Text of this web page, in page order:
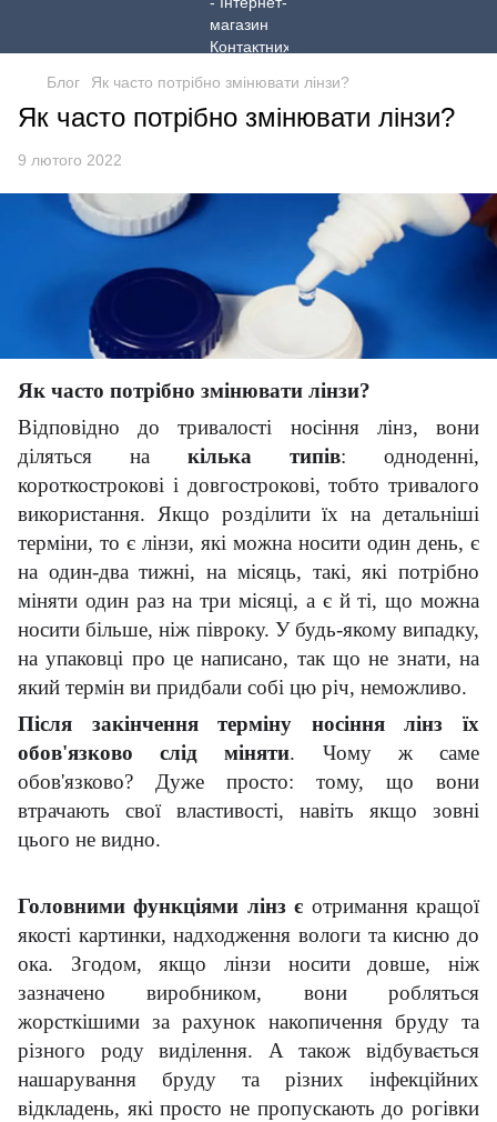
Блог Як часто потрібно змінювати лінзи?
Як часто потрібно змінювати лінзи?
9 лютого 2022
Як часто потрібно змінювати лінзи?
Відповідно до тривалості носіння лінз, вони
діляться на кілька типів: одноденні,
короткострокові і довгострокові, тобто тривалого
використання. Якщо розділити їх на детальніші
терміни, то є лінзи, які можна носити один день, є
на один-два тижні, на місяць, такі, які потрібно
міняти один раз на три місяці, а є й ті, що можна
носити більше, ніж півроку. У будь-якому випадку,
на упаковці про це написано, так що не знати, на
який термін ви придбали собі цю річ, неможливо.
Після закінчення терміну носіння лінз їх
обов'язково слід міняти. Чому ж саме
обов'язково? Дуже просто: тому, що вони
втрачають свої властивості, навіть якщо зовні
цього не видно.
Головними функціями лінз є отримання кращої
якості картинки, надходження вологи та кисню до
ока. Згодом, якщо лінзи носити довше, ніж
зазначено виробником, вони робляться
жорсткішими за рахунок накопичення бруду та
різного роду виділення. А також відбувається
нашарування бруду та різних інфекційних
відкладень, які просто не пропускають до рогівки